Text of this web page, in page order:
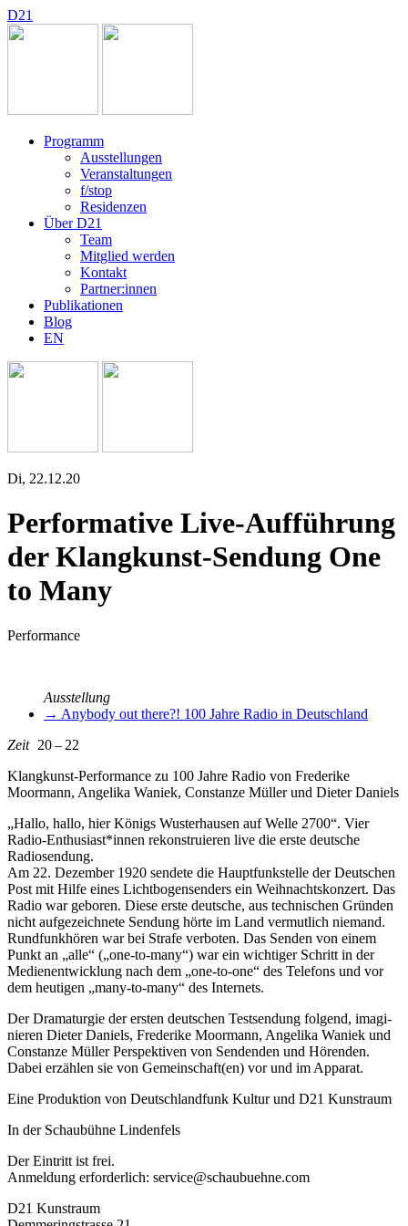
D21
Programm
Ausstellungen
Veranstaltungen
f/stop
Residenzen
Über D21
Team
Mitglied werden
Kontakt
Partner:innen
Publikationen
Blog
EN
Di, 22.12.20
Performative Live-Aufführung
der Klangkunst-Sendung One
to Many
Performance
Ausstellung
→ Anybody out there?! 100 Jahre Radio in Deutschland
Zeit 20 – 22
Klangkunst-Performance zu 100 Jahre Radio von Frederike
Moormann, Angelika Waniek, Constanze Müller und Dieter Daniels
„Hallo, hal­lo, hier Königs Wusterhausen auf Welle 2700“. Vier
Radio-Enthusiast*innen rekon­stru­ie­ren live die ers­te deut­sche
Radiosendung.
Am 22. Dezember 1920 sen­de­te die Hauptfunkstelle der Deutschen
Post mit Hilfe eines Lichtbogensenders ein Weihnachtskonzert. Das
Radio war gebo­ren. Diese ers­te deut­sche, aus tech­ni­schen Gründen
nicht auf­ge­zeich­ne­te Sendung hör­te im Land ver­mut­lich nie­mand.
Rundfunkhören war bei Strafe ver­bo­ten. Das Senden von einem
Punkt an „alle“ („one-to-many“) war ein wich­ti­ger Schritt in der
Medienentwicklung nach dem „one-to-one“ des Telefons und vor
dem heu­ti­gen „many-to-many“ des Internets.
Der Dramaturgie der ers­ten deut­schen Testsendung fol­gend, ima­gi­
nie­ren Dieter Daniels, Frederike Moormann, Angelika Waniek und
Constanze Müller Perspektiven von Sendenden und Hörenden.
Dabei erzäh­len sie von Gemeinschaft(en) vor und im Apparat.
Eine Produktion von Deutschlandfunk Kultur und D21 Kunstraum
In der Schaubühne Lindenfels
Der Eintritt ist frei.
Anmeldung erfor­der­lich: service@schaubuehne.com
D21 Kunstraum